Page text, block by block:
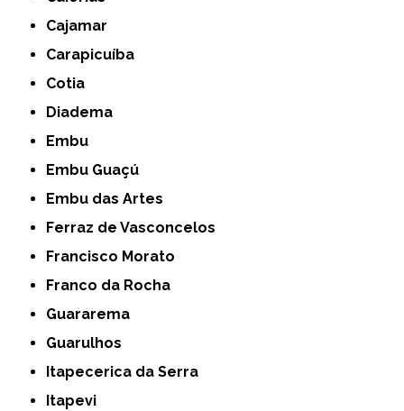
Cajamar
Carapicuíba
Cotia
Diadema
Embu
Embu Guaçú
Embu das Artes
Ferraz de Vasconcelos
Francisco Morato
Franco da Rocha
Guararema
Guarulhos
Itapecerica da Serra
Itapevi